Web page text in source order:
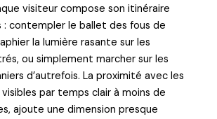
visiteur compose son itinéraire
: contempler le ballet des fous de
la lumière rasante sur les
ou simplement marcher sur les
d’autrefois. La proximité avec les
par temps clair à moins de
ajoute une dimension presque